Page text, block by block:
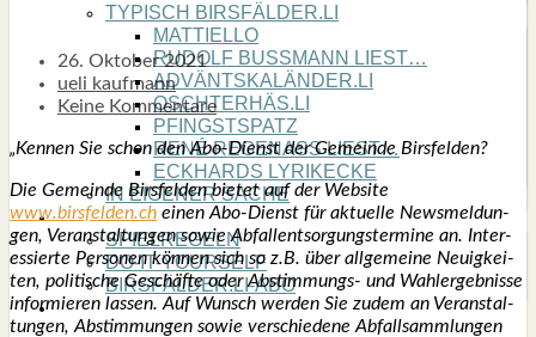
TYPISCH BIRSFÄLDER.LI
MATTIELLO
RUDOLF BUSS­MANN LIEST…
ADVÄNTSKALÄNDER.LI
OSCHTERHÄS.LI
PFINGST­SPATZ
RENÉ REGEN­ASS LIEST…
ECK­HARDS LYRIK­ECKE
IN EIGE­NER SACHE
SO GOOT’S
SPIEL­RE­GELN
DO-IT-YOUR­S­ELF
BIRSFÄLDER.LI-ABO
SHOUT­BOX
26. Oktober 2021
ueli kaufmann
Keine Kommentare
„Ken­nen Sie schon den Abo-Dienst der Gemein­de Birs­fel­den?
Die Gemein­de Birs­fel­den bie­tet auf der Web­site
www.birsfelden.ch einen Abo-Dienst für aktu­el­le News­mel­dun­
gen, Ver­an­stal­tun­gen sowie Abfall­ent­sor­gungs­ter­mi­ne an. Inter­
es­sier­te Per­so­nen kön­nen sich so z.B. über all­ge­mei­ne Neu­ig­kei­
ten, poli­ti­sche Geschäf­te oder Abstim­mungs- und Wahl­er­geb­nis­se
infor­mie­ren las­sen. Auf Wunsch wer­den Sie zudem an Ver­an­stal­
tun­gen, Abstim­mun­gen sowie ver­schie­de­ne Abfall­samm­lun­gen